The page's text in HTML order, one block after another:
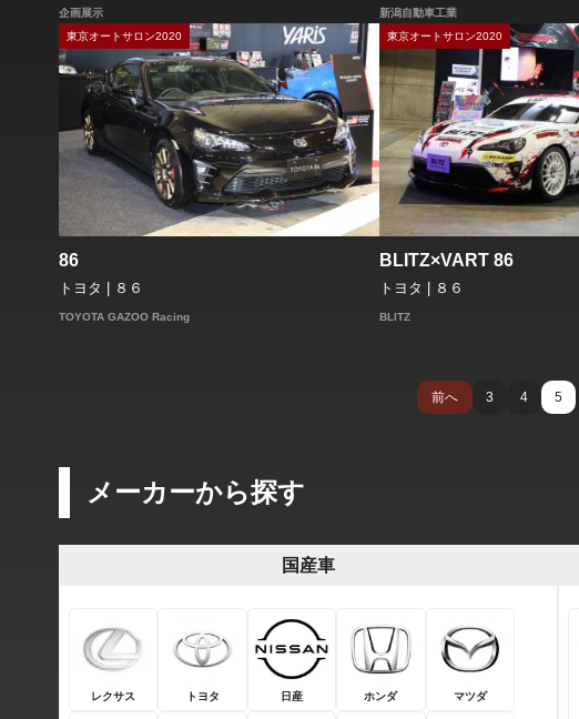
企画展示 新潟自動車工業
東京オートサロン2020
86
トヨタ | ８６
TOYOTA GAZOO Racing
東京オートサロン2020
BLITZ×VART 86
トヨタ | ８６
BLITZ
前へ 3 4 5
メーカーから探す
国産車
レクサス トヨタ 日産 ホンダ マツダ